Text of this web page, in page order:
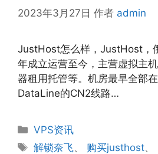
2023年3月27日 作者 admin
JustHost怎么样，JustHost，
年成立运营至今，主营虚拟主
器租用托管等。机房最早全部
DataLine的CN2线路…
分
类
VPS资讯
标
解锁奈飞、 购买justhost、